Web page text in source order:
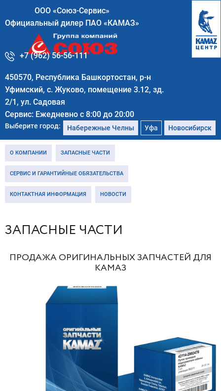
ООО «Союз-Сервис»
Официальный дилер ПАО «КАМАЗ»
+7 (962) 56-56-111
450570, Республика Башкортостан, р-н
Уфимский, с. Жуково, помещение 3.12, зд.
2/1, ул. Садовая
Сервис: Ежедневно с 8:00 до 20:00
Выберите город: Набережные Челны Уфа Новосибирск
О КОМПАНИИ ЗАПАСНЫЕ ЧАСТИ
СЕРВИС И ГАРАНТИЙНЫЕ ОБЯЗАТЕЛЬСТВА
КОНТАКТНАЯ ИНФОРМАЦИЯ НОВОСТИ
ЗАПАСНЫЕ ЧАСТИ
ПРОДАЖА ОРИГИНАЛЬНЫХ ЗАПЧАСТЕЙ ДЛЯ
КАМАЗ